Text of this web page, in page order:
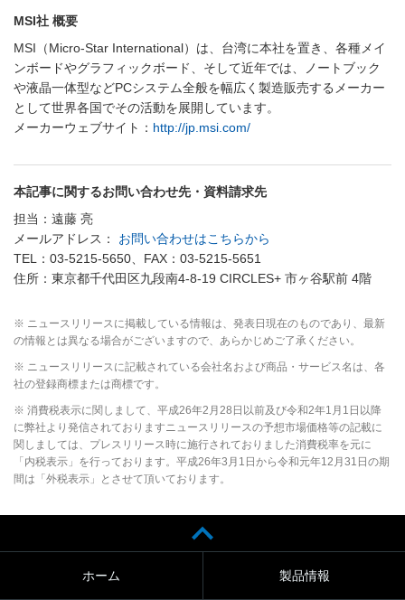
MSI社 概要
MSI（Micro-Star International）は、台湾に本社を置き、各種メイ
ンボードやグラフィックボード、そして近年では、ノートブック
や液晶一体型などPCシステム全般を幅広く製造販売するメーカー
として世界各国でその活動を展開しています。
メーカーウェブサイト： http://jp.msi.com/
本記事に関するお問い合わせ先・資料請求先
担当：遠藤 亮
メールアドレス： お問い合わせはこちらから
TEL：03-5215-5650、FAX：03-5215-5651
住所：東京都千代田区九段南4-8-19 CIRCLES+ 市ヶ谷駅前 4階
※ ニュースリリースに掲載している情報は、発表日現在のものであり、最新
の情報とは異なる場合がございますので、あらかじめご了承ください。
※ ニュースリリースに記載されている会社名および商品・サービス名は、各
社の登録商標または商標です。
※ 消費税表示に関しまして、平成26年2月28日以前及び令和2年1月1日以降
に弊社より発信されておりますニュースリリースの予想市場価格等の記載に
関しましては、プレスリリース時に施行されておりました消費税率を元に
「内税表示」を行っております。平成26年3月1日から令和元年12月31日の期
間は「外税表示」とさせて頂いております。
ホーム 製品情報